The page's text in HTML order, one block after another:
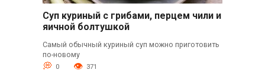
Суп куриный с грибами, перцем чили и
яичной болтушкой
Самый обычный куриный суп можно приготовить
по-новому
0 371